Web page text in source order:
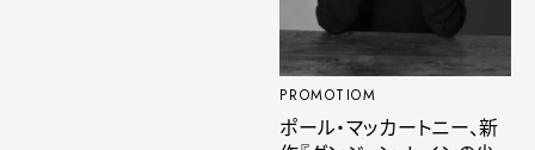
PROMOTIOM
ポール・マッカートニー、新